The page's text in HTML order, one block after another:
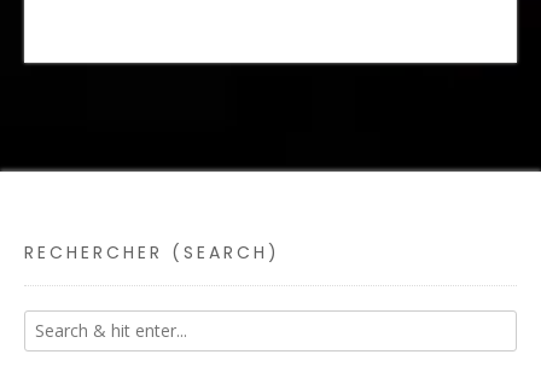
RECHERCHER (SEARCH)